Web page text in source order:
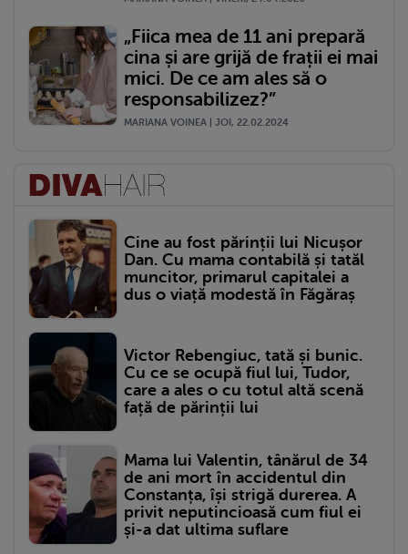
„Fiica mea de 11 ani prepară
cina și are grijă de frații ei mai
mici. De ce am ales să o
responsabilizez?”
MARIANA VOINEA | JOI, 22.02.2024
Cine au fost părinții lui Nicușor
Dan. Cu mama contabilă și tatăl
muncitor, primarul capitalei a
dus o viață modestă în Făgăraș
Victor Rebengiuc, tată și bunic.
Cu ce se ocupă fiul lui, Tudor,
care a ales o cu totul altă scenă
față de părinții lui
Mama lui Valentin, tânărul de 34
de ani mort în accidentul din
Constanța, își strigă durerea. A
privit neputincioasă cum fiul ei
și-a dat ultima suflare